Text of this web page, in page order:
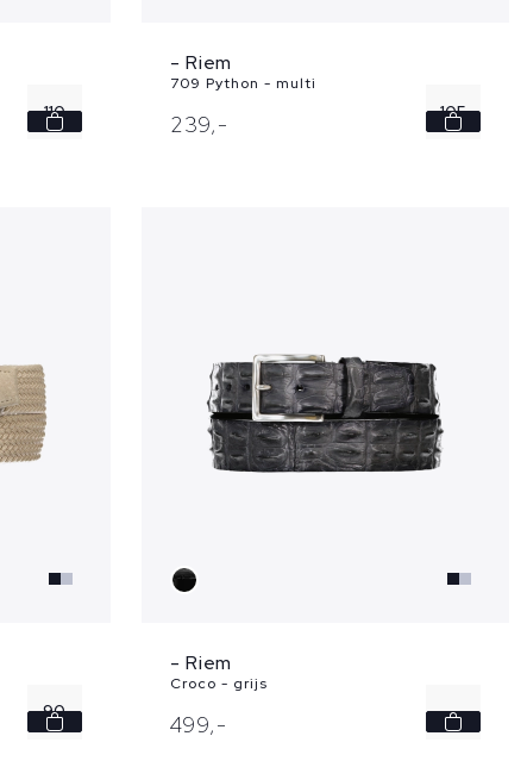
110
- Riem
709 Python - multi
239,- 105
90
- Riem
Croco - grijs
499,- -